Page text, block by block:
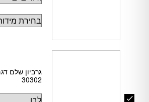
גרביון שלם
30302